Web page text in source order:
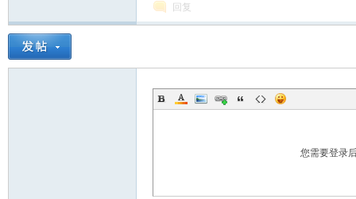
回复
您需要登录